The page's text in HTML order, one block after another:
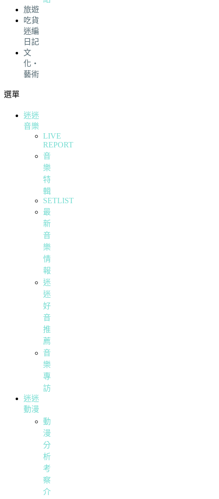
旅遊
吃貨
迷編
日記
文
化・
藝術
選單
迷迷
音樂
LIVE
REPORT
音
樂
特
輯
SETLIST
最
新
音
樂
情
報
迷
迷
好
音
推
薦
音
樂
專
訪
迷迷
動漫
動
漫
分
析
考
察
介